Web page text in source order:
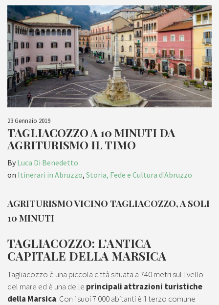
23 Gennaio 2019
TAGLIACOZZO A 10 MINUTI DA
AGRITURISMO IL TIMO
By Luca Di Benedetto
on Itinerari in Abruzzo, Storia, Fede e Cultura d'Abruzzo
AGRITURISMO VICINO TAGLIACOZZO, A SOLI
10 MINUTI
TAGLIACOZZO: L’ANTICA
CAPITALE DELLA MARSICA
Tagliacozzo è una piccola città situata a 740 metri sul livello
del mare ed è una delle principali attrazioni turistiche
della Marsica. Con i suoi 7 000 abitanti è il terzo comune